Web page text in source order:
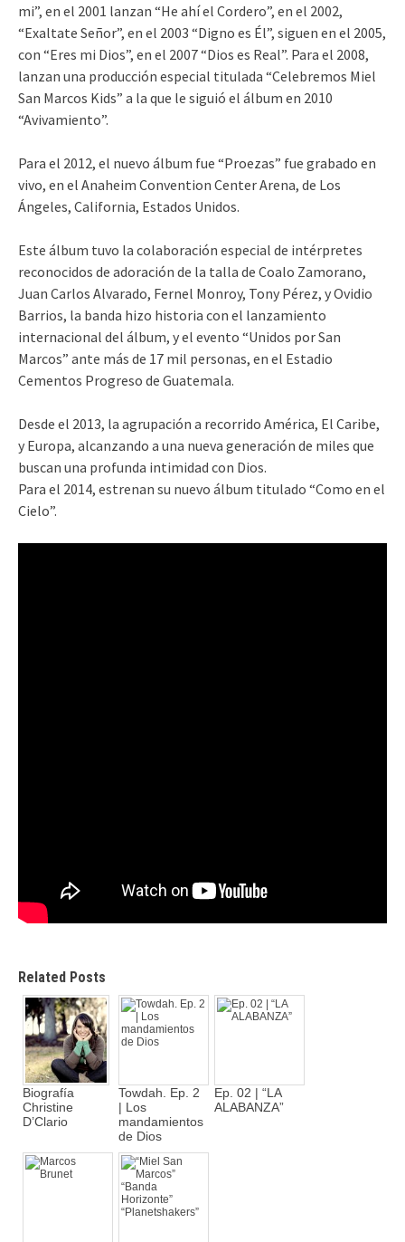
mi”, en el 2001 lanzan “He ahí el Cordero”, en el 2002,
“Exaltate Señor”, en el 2003 “Digno es Él”, siguen en el 2005,
con “Eres mi Dios”, en el 2007 “Dios es Real”. Para el 2008,
lanzan una producción especial titulada “Celebremos Miel
San Marcos Kids” a la que le siguió el álbum en 2010
“Avivamiento”.
Para el 2012, el nuevo álbum fue “Proezas” fue grabado en
vivo, en el Anaheim Convention Center Arena, de Los
Ángeles, California, Estados Unidos.
Este álbum tuvo la colaboración especial de intérpretes
reconocidos de adoración de la talla de Coalo Zamorano,
Juan Carlos Alvarado, Fernel Monroy, Tony Pérez, y Ovidio
Barrios, la banda hizo historia con el lanzamiento
internacional del álbum, y el evento “Unidos por San
Marcos” ante más de 17 mil personas, en el Estadio
Cementos Progreso de Guatemala.
Desde el 2013, la agrupación a recorrido América, El Caribe,
y Europa, alcanzando a una nueva generación de miles que
buscan una profunda intimidad con Dios.
Para el 2014, estrenan su nuevo álbum titulado “Como en el
Cielo”.
Related Posts
Biografía
Christine
D’Clario
Towdah. Ep. 2
| Los
mandamientos
de Dios
Ep. 02 | “LA
ALABANZA”